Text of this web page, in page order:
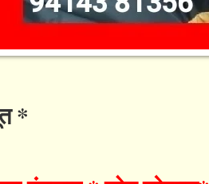
*